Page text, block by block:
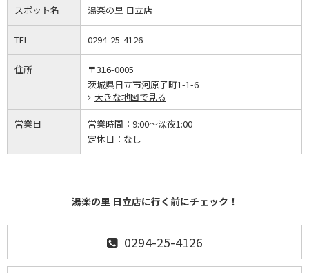
スポット名 湯楽の里 日立店
TEL 0294-25-4126
住所
〒316-0005
茨城県日立市河原子町1-1-6
大きな地図で見る
営業日 営業時間： 9:00～深夜1:00
定休日： なし
湯楽の里 日立店に行く前にチェック！
0294-25-4126